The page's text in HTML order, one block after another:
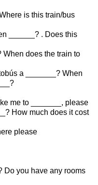
is this train/bus
______? . Does this
does the train to
a _______? When
me to _______, please
How much does it cost
please
Do you have any rooms